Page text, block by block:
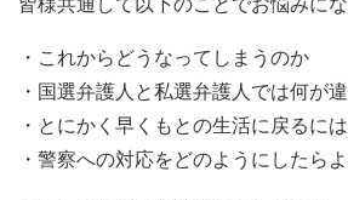
皆様共通して以下のことでお悩みにな
・これからどうなってしまうのか
・国選弁護人と私選弁護人では何が
・とにかく早くもとの生活に戻るに
・警察への対応をどのようにしたら